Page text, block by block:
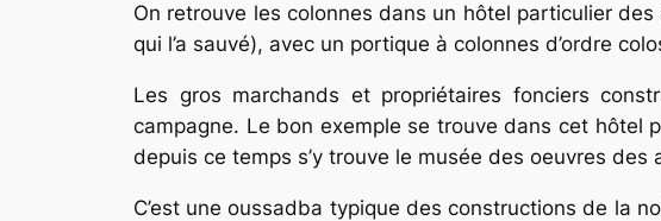
On retrouve les colonnes dans un hôtel particulier
qui l’a sauvé), avec un portique à colonnes d’ordre
Les gros marchands et propriétaires fonciers
campagne. Le bon exemple se trouve dans cet hôtel
depuis ce temps s’y trouve le musée des oeuvres
C’est une oussadba typique des constructions de la